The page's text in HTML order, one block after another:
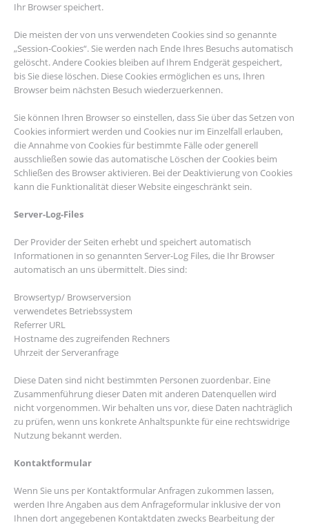
Ihr Browser speichert.
Die meisten der von uns verwendeten Cookies sind so genannte
„Session-Cookies“. Sie werden nach Ende Ihres Besuchs automatisch
gelöscht. Andere Cookies bleiben auf Ihrem Endgerät gespeichert,
bis Sie diese löschen. Diese Cookies ermöglichen es uns, Ihren
Browser beim nächsten Besuch wiederzuerkennen.
Sie können Ihren Browser so einstellen, dass Sie über das Setzen von
Cookies informiert werden und Cookies nur im Einzelfall erlauben,
die Annahme von Cookies für bestimmte Fälle oder generell
ausschließen sowie das automatische Löschen der Cookies beim
Schließen des Browser aktivieren. Bei der Deaktivierung von Cookies
kann die Funktionalität dieser Website eingeschränkt sein.
Server-Log-Files
Der Provider der Seiten erhebt und speichert automatisch
Informationen in so genannten Server-Log Files, die Ihr Browser
automatisch an uns übermittelt. Dies sind:
Browsertyp/ Browserversion
verwendetes Betriebssystem
Referrer URL
Hostname des zugreifenden Rechners
Uhrzeit der Serveranfrage
Diese Daten sind nicht bestimmten Personen zuordenbar. Eine
Zusammenführung dieser Daten mit anderen Datenquellen wird
nicht vorgenommen. Wir behalten uns vor, diese Daten nachträglich
zu prüfen, wenn uns konkrete Anhaltspunkte für eine rechtswidrige
Nutzung bekannt werden.
Kontaktformular
Wenn Sie uns per Kontaktformular Anfragen zukommen lassen,
werden Ihre Angaben aus dem Anfrageformular inklusive der von
Ihnen dort angegebenen Kontaktdaten zwecks Bearbeitung der